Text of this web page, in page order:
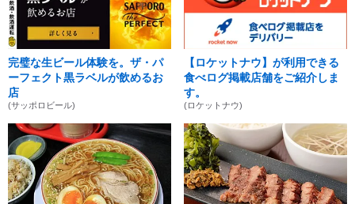
完璧な生ビール体験を。ザ・パ
ーフェクト黒ラベルが飲めるお
店
(サッポロビール)
【ロケットナウ】が利用できる
食べログ掲載店舗をご紹介しま
す。
(ロケットナウ)